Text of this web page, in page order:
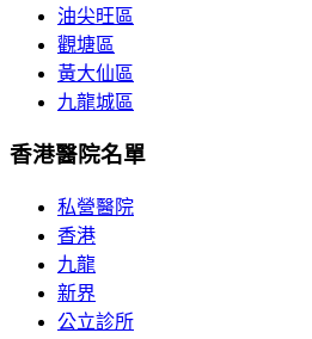
油尖旺區
觀塘區
黃大仙區
九龍城區
香港醫院名單
私營醫院
香港
九龍
新界
公立診所